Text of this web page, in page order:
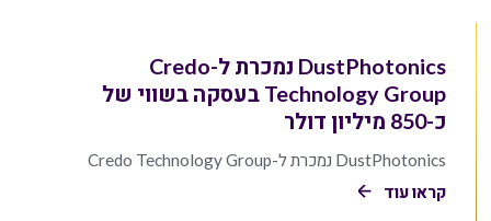
DustPhotonics נמכרת ל-Credo
Technology Group בעסקה בשווי של
כ-850 מיליון דולר
DustPhotonics נמכרת ל-Credo Technology Group
קראו עוד